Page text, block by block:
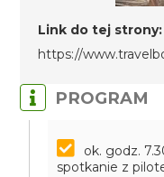
Link do tej strony:
https://
PROGRAM
ok. godz.
spotkanie z